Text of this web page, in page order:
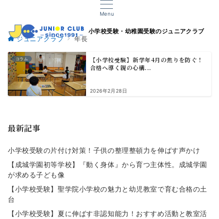
Menu
小学校受験・幼稚園受験のジュニアクラブ
ジュニアクラブ 年長
コラム
【小学校受験】新学年4月の焦りを防ぐ！
合格へ導く親の心構...
2026年2月28日
最新記事
小学校受験の片付け対策！子供の整理整頓力を伸ばす声かけ
【成城学園初等学校】『動く身体』から育つ主体性。成城学園
が求める子ども像
【小学校受験】聖学院小学校の魅力と幼児教室で育む合格の土
台
【小学校受験】夏に伸ばす非認知能力！おすすめ活動と教室活